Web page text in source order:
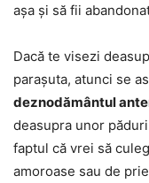
așa și să fii
Dacă te visezi
parașuta, atunci se
deznodământul
deasupra unor
faptul că vrei să
amoroase sau de